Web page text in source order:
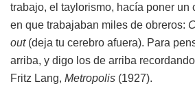
trabajo, el taylorismo, hacía poner un
en que trabajaban miles de obreros:
out(deja tu cerebro afuera). Para
arriba, y digo los de arriba
Fritz Lang, Metropolis (1927).